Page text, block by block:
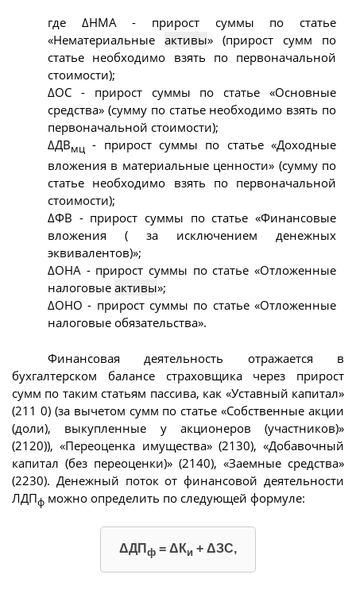
где ΔНМА - прирост суммы по статье
«Нематериальные активы» (прирост сумм по
статье необходимо взять по первоначальной
стоимости);
ΔОС - прирост суммы по статье «Основные
средства» (сумму по статье необходимо взять по
первоначальной стоимости);
ΔДВмц - прирост суммы по статье «Доходные
вложения в материальные ценности» (сумму по
статье необходимо взять по первоначальной
стоимости);
ΔФВ - прирост суммы по статье «Финансовые
вложения ( за исключением денежных
эквивалентов)»;
ΔОНА - прирост суммы по статье «Отложенные
налоговые активы»;
ΔОНО - прирост суммы по статье «Отложенные
налоговые обязательства».
Финансовая деятельность отражается в
бухгалтерском балансе страховщика через прирост
сумм по таким статьям пассива, как «Уставный капитал»
(211 0) (за вычетом сумм по статье «Собственные акции
(доли), выкупленные у акционеров (участников)»
(2120)), «Переоценка имущества» (2130), «Добавочный
капитал (без переоценки)» (2140), «Заемные средства»
(2230). Денежный поток от финансовой деятельности
ЛДПф можно определить по следующей формуле:
ΔДП ф = ΔКи + ΔЗС,